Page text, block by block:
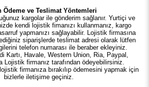
Ödeme ve Teslimat Yöntemleri
kargolar ile gönderim sağlanır. Yurtiçi ve
kendi lojistik fimanızı kullanmanız, kargo
yapmanızı sağlayabilir. Lojistik firmasına
siparişlerde teslimat adresi olarak lütfen
telefon numarası ile beraber ekleyiniz.
Kartı, Havale, Western Union, Ria, Paypal,
Lojistik firmanız tarafından ödeyebilirsiniz.
firmanıza bırakılıp ödemesini yapmak için
bizlerle iletişime geçiniz.